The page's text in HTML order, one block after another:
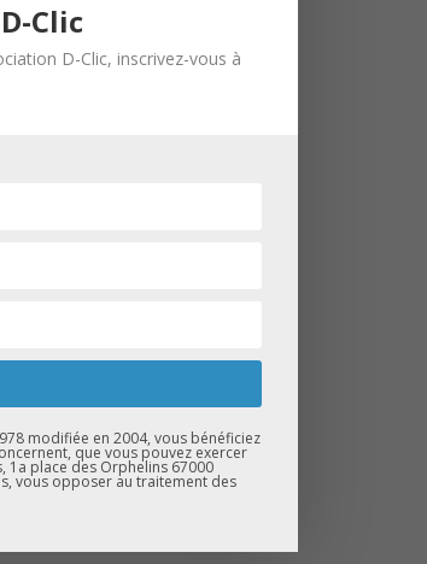
Clic
D-Clic, inscrivez-vous à
modifiée en 2004, vous bénéficiez
que vous pouvez exercer
1a place des Orphelins 67000
vous opposer au traitement des